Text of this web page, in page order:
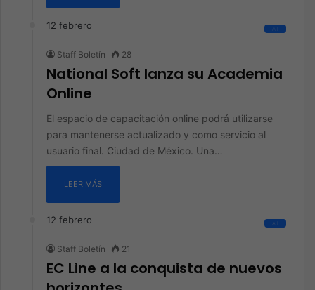
12 febrero All
Staff Boletín 28
National Soft lanza su Academia
Online
El espacio de capacitación online podrá utilizarse
para mantenerse actualizado y como servicio al
usuario final. Ciudad de México. Una…
LEER MÁS
12 febrero All
Staff Boletín 21
EC Line a la conquista de nuevos